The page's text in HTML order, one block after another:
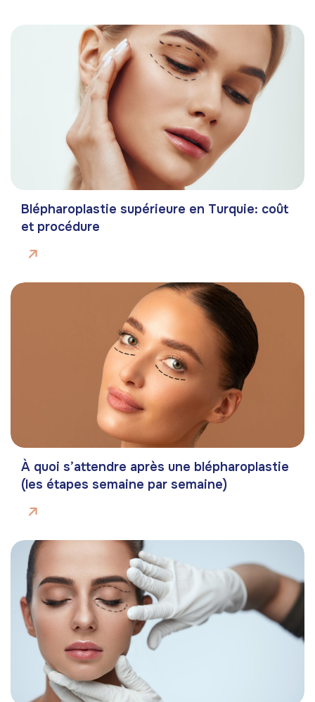
Blépharoplastie supérieure en Turquie: coût
et procédure
À quoi s’attendre après une blépharoplastie
(les étapes semaine par semaine)